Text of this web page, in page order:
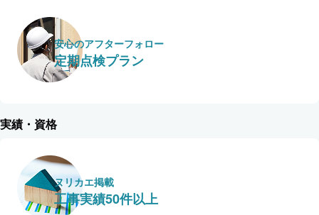
安心のアフターフォロー
定期点検プラン
実績・資格
ヌリカエ掲載
工事実績50件以上